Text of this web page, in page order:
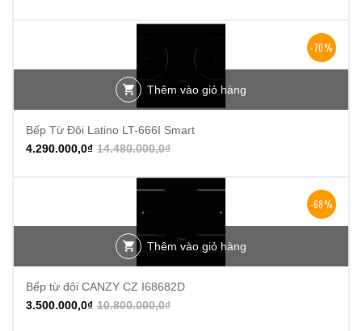
-70%
Thêm vào giỏ hàng
Bếp Từ Đôi Latino LT-666I Smart
14.480.000,0₫
4.290.000,0₫
-68%
Thêm vào giỏ hàng
Bếp từ đôi CANZY CZ I68682D
10.800.000,0₫
3.500.000,0₫